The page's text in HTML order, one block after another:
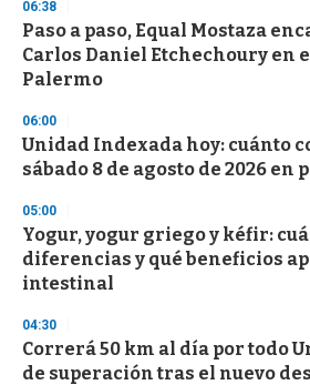
e
c
o
n
06:38
Paso a paso, Equal Mostaza
Carlos Daniel Etchechoury en
Palermo
06:00
Unidad Indexada hoy: cuánto
sábado 8 de agosto de 2026 en
05:00
Yogur, yogur griego y kéfir:
diferencias y qué beneficios
intestinal
04:30
Correrá 50 km al día por todo
de superación tras el nuevo